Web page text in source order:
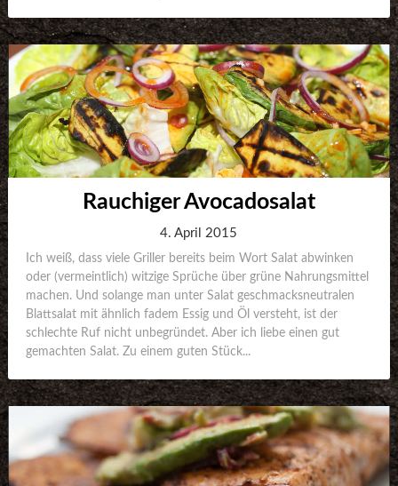
Rauchiger Avocadosalat
4. April 2015
Ich weiß, dass viele Griller bereits beim Wort Salat abwinken
oder (vermeintlich) witzige Sprüche über grüne Nahrungsmittel
machen. Und solange man unter Salat geschmacksneutralen
Blattsalat mit ähnlich fadem Essig und Öl versteht, ist der
schlechte Ruf nicht unbegründet. Aber ich liebe einen gut
gemachten Salat. Zu einem guten Stück...